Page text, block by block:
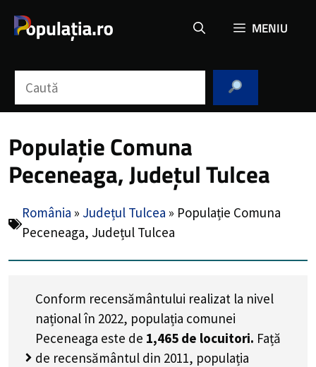
MENIU
Populație Comuna
Peceneaga, Județul Tulcea
România » Județul Tulcea » Populație Comuna
Peceneaga, Județul Tulcea
Conform recensământului realizat la nivel
național în 2022, populația comunei
Peceneaga este de 1,465 de locuitori. Față
de recensământul din 2011, populația